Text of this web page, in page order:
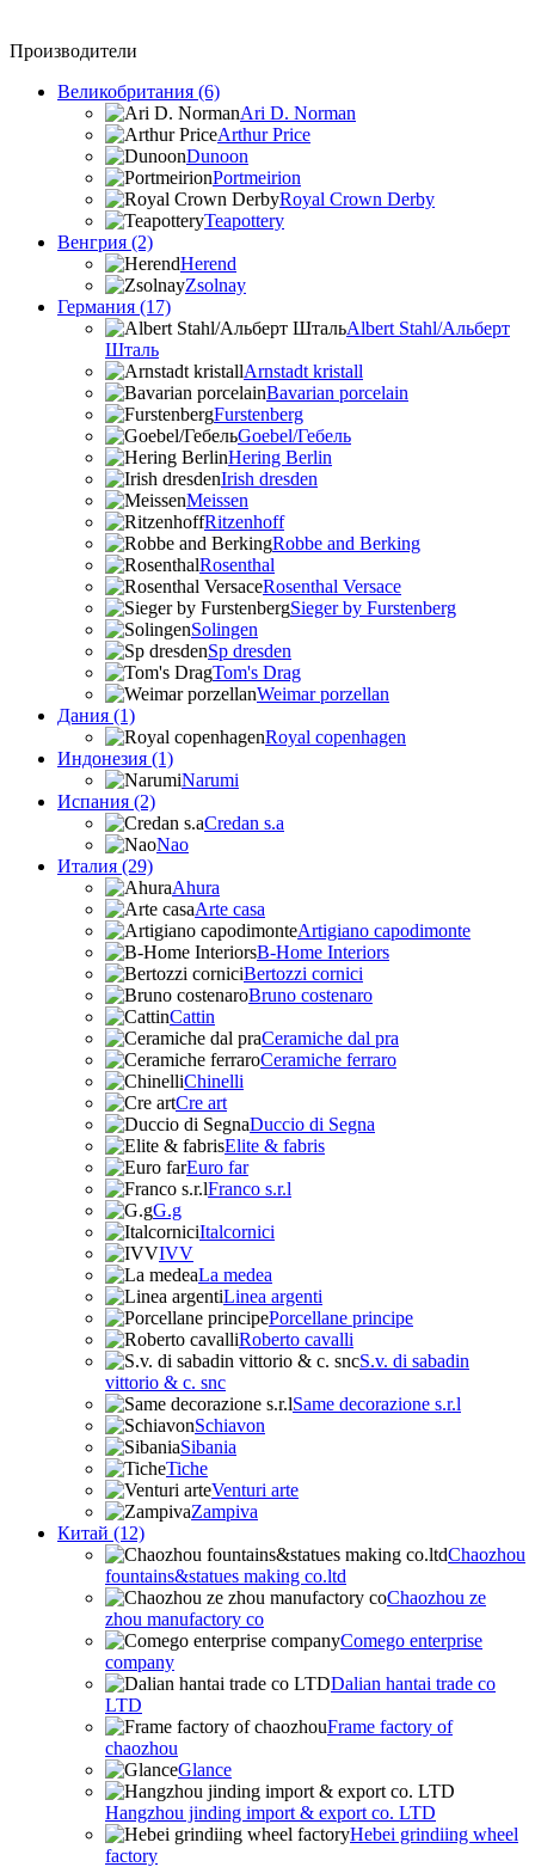
Производители
Великобритания (6)
Ari D. Norman
Arthur Price
Dunoon
Portmeirion
Royal Crown Derby
Teapottery
Венгрия (2)
Herend
Zsolnay
Германия (17)
Albert Stahl/Альбеpт
Шталь
Arnstadt kristall
Bavarian porcelain
Furstenberg
Goebel/Гебель
Hering Berlin
Irish dresden
Meissen
Ritzenhoff
Robbe and Berking
Rosenthal
Rosenthal Versace
Sieger by Furstenberg
Solingen
Sp dresden
Tom's Drag
Weimar porzellan
Дания (1)
Royal copenhagen
Индонезия (1)
Narumi
Испания (2)
Credan s.a
Nao
Италия (29)
Ahura
Arte casa
Artigiano capodimonte
B-Home Interiors
Bertozzi cornici
Bruno costenaro
Cattin
Ceramiche dal pra
Ceramiche ferraro
Chinelli
Cre art
Duccio di Segna
Elite & fabris
Euro far
Franco s.r.l
G.g
Italcornici
IVV
La medea
Linea argenti
Porcellane principe
Roberto cavalli
S.v. di sabadin
vittorio & c. snc
Same decorazione s.r.l
Schiavon
Sibania
Tiche
Venturi arte
Zampiva
Китай (12)
Chaozhou
fountains&statues making co.ltd
Chaozhou ze
zhou manufactory co
Comego enterprise
company
Dalian hantai trade co
LTD
Frame factory of
chaozhou
Glance
Hangzhou jinding import & export co. LTD
Hebei grindiing wheel
factory